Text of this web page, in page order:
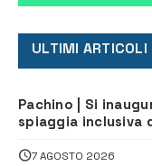
ULTIMI ARTICOLI
Pachino | Si
spiaggia inclusiva
tutti
7 AGOSTO 2026